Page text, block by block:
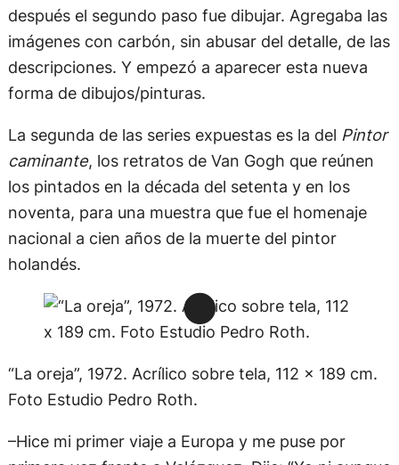
después el segundo paso fue dibujar. Agregaba las
imágenes con carbón, sin abusar del detalle, de las
descripciones. Y empezó a aparecer esta nueva
forma de dibujos/pinturas.
La segunda de las series expuestas es la del Pintor
caminante, los retratos de Van Gogh que reúnen
los pintados en la década del setenta y en los
noventa, para una muestra que fue el homenaje
nacional a cien años de la muerte del pintor
holandés.
“La oreja”, 1972. Acrílico sobre tela, 112 x 189 cm.
Foto Estudio Pedro Roth.
–Hice mi primer viaje a Europa y me puse por